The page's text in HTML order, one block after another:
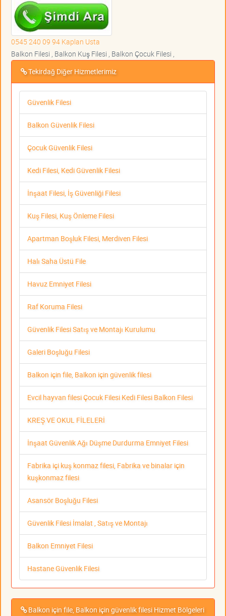
0545 240 09 94 Kaplan Usta
Balkon Filesi , Balkon Kuş Filesi , Balkon Çocuk Filesi ,
Tekirdağ Diğer Hizmetlerimiz
Güvenlik Filesi
Balkon Güvenlik Filesi
Çocuk Güvenlik Filesi
Kedi Filesi, Kedi Güvenlik Filesi
İnşaat Filesi, İş Güvenliği Filesi
Kuş Filesi, Kuş Önleme Filesi
Apartman Boşluk Filesi, Merdiven Filesi
Halı Saha Üstü File
Havuz Emniyet Filesi
Raf Koruma Filesi
Güvenlik Filesi Satış ve Montajı Kurulumu
Galeri Boşluğu Filesi
Balkon için file, Balkon için güvenlik filesi
Evcil hayvan filesi Çocuk Filesi Kedi Filesi Balkon Filesi
KREŞ VE OKUL FİLELERİ
İnşaat Güvenlik Ağı Düşme Durdurma Emniyet Filesi
Fabrika içi kuş konmaz filesi, Fabrika ve binalar için
kuşkonmaz filesi
Asansör Boşluğu Filesi
Güvenlik Filesi İmalat , Satış ve Montajı
Balkon Emniyet Filesi
Hastane Güvenlik Filesi
Balkon için file, Balkon için güvenlik filesi Hizmet Bölgeleri